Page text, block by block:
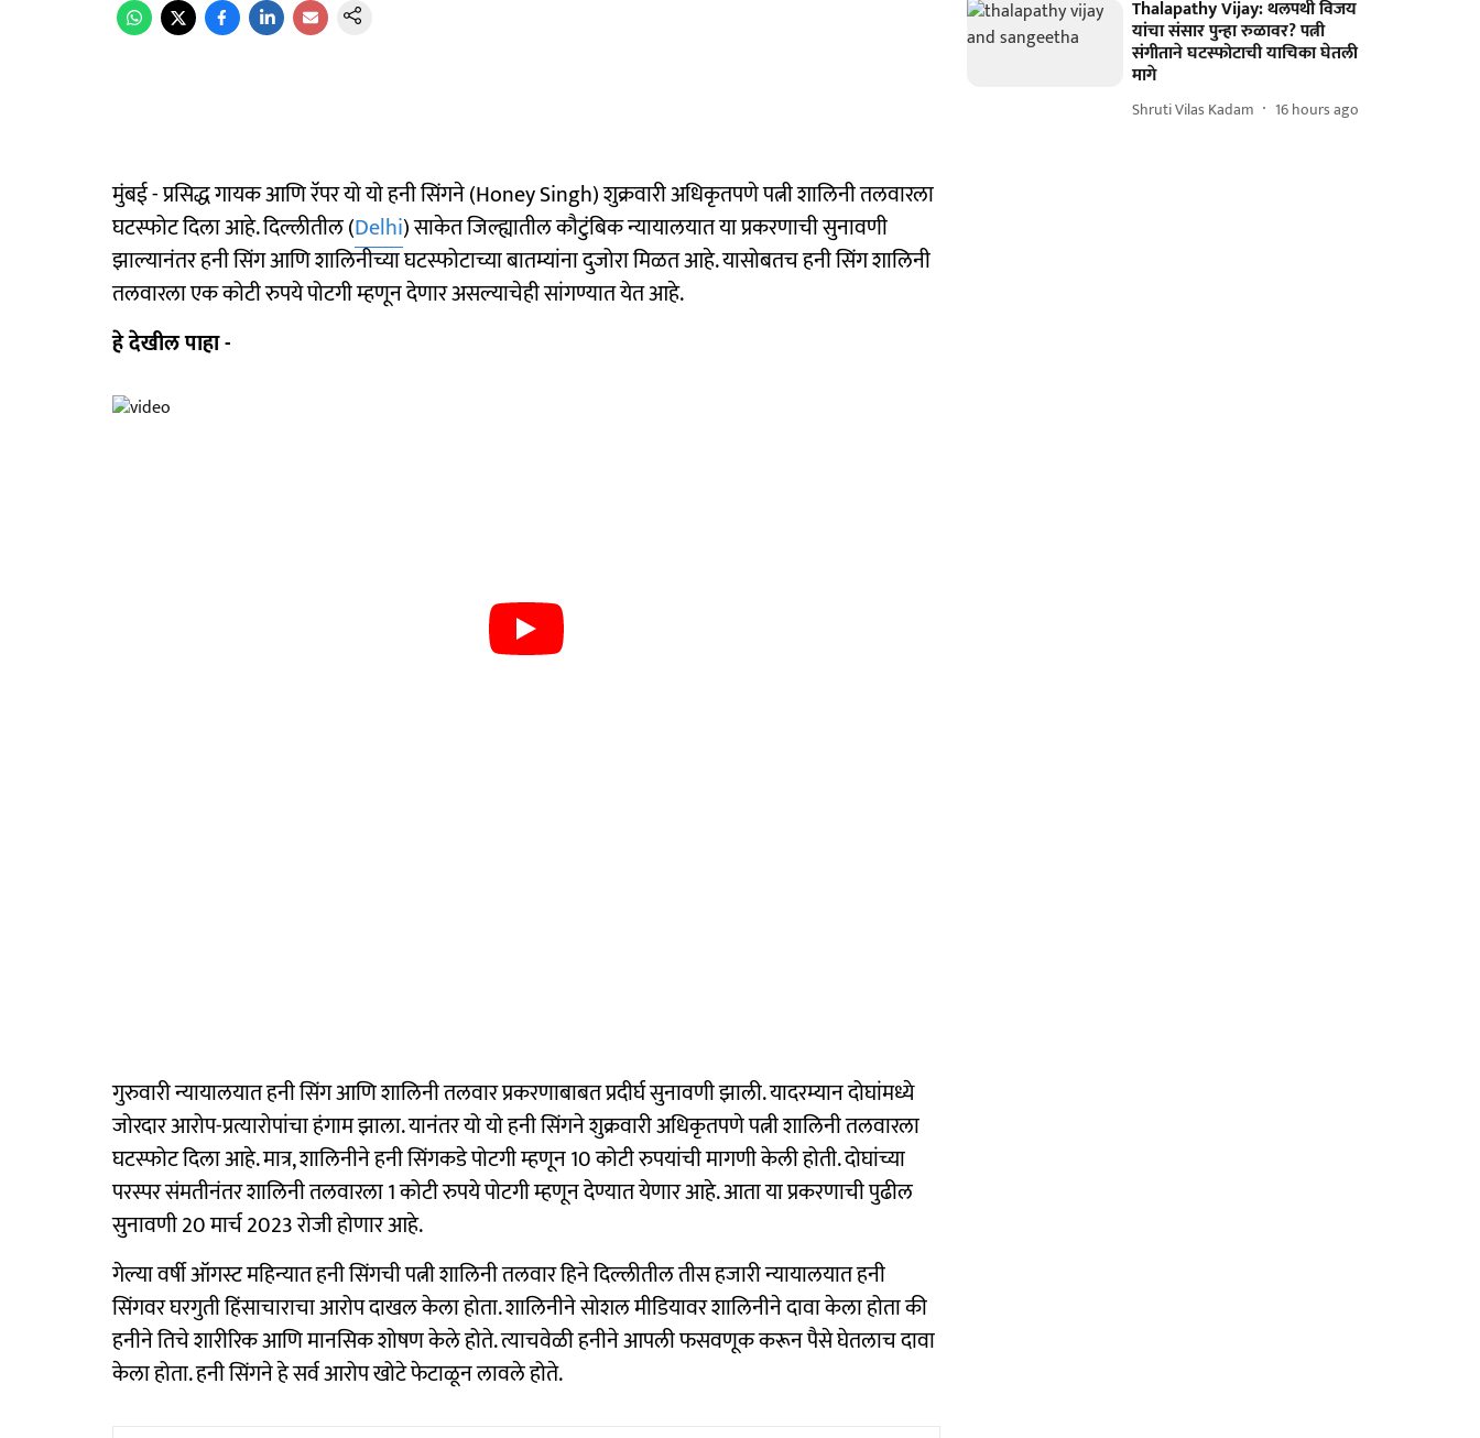
मुंबई - प्रसिद्ध गायक आणि रॅपर यो यो हनी सिंगने (Honey Singh) शुक्रवारी अधिकृतपणे पत्नी शालिनी तलवारला
घटस्फोट दिला आहे. दिल्लीतील (Delhi) साकेत जिल्ह्यातील कौटुंबिक न्यायालयात या प्रकरणाची सुनावणी
झाल्यानंतर हनी सिंग आणि शालिनीच्या घटस्फोटाच्या बातम्यांना दुजोरा मिळत आहे. यासोबतच हनी सिंग शालिनी
तलवारला एक कोटी रुपये पोटगी म्हणून देणार असल्याचेही सांगण्यात येत आहे.
हे देखील पाहा -
गुरुवारी न्यायालयात हनी सिंग आणि शालिनी तलवार प्रकरणाबाबत प्रदीर्घ सुनावणी झाली. यादरम्यान दोघांमध्ये
जोरदार आरोप-प्रत्यारोपांचा हंगाम झाला. यानंतर यो यो हनी सिंगने शुक्रवारी अधिकृतपणे पत्नी शालिनी तलवारला
घटस्फोट दिला आहे. मात्र, शालिनीने हनी सिंगकडे पोटगी म्हणून 10 कोटी रुपयांची मागणी केली होती. दोघांच्या
परस्पर संमतीनंतर शालिनी तलवारला 1 कोटी रुपये पोटगी म्हणून देण्यात येणार आहे. आता या प्रकरणाची पुढील
सुनावणी 20 मार्च 2023 रोजी होणार आहे.
गेल्या वर्षी ऑगस्ट महिन्यात हनी सिंगची पत्नी शालिनी तलवार हिने दिल्लीतील तीस हजारी न्यायालयात हनी
सिंगवर घरगुती हिंसाचाराचा आरोप दाखल केला होता. शालिनीने सोशल मीडियावर शालिनीने दावा केला होता की
हनीने तिचे शारीरिक आणि मानसिक शोषण केले होते. त्याचवेळी हनीने आपली फसवणूक करून पैसे घेतलाच दावा
केला होता. हनी सिंगने हे सर्व आरोप खोटे फेटाळून लावले होते.
Thalapathy Vijay: थलपथी विजय
यांचा संसार पुन्हा रुळावर? पत्नी
संगीताने घटस्फोटाची याचिका घेतली
मागे
Shruti Vilas Kadam 16 hours ago